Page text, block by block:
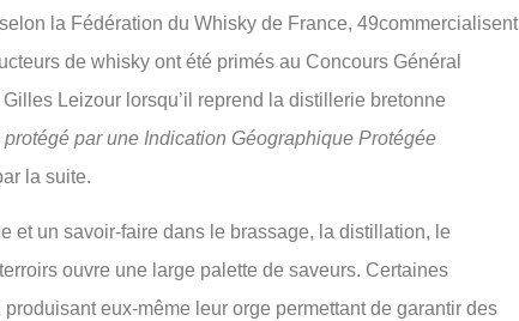
la Fédération du Whisky de France, 49commercialisent
de whisky ont été primés au Concours Général
Leizour lorsqu’il reprend la distillerie bretonne
protégé par une Indication Géographique Protégée
la suite.
et un savoir-faire dans le brassage, la distillation, le
ouvre une large palette de saveurs. Certaines
eux-même leur orge permettant de garantir des